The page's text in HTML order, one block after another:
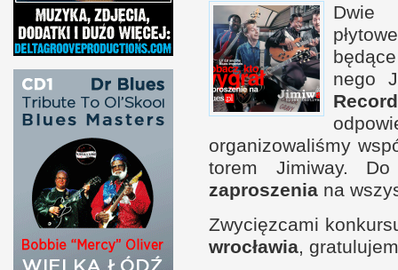
Dwie
nego
organizowaliśmy
torem Jimiway.
zaproszenia na
Zwycięz­cami
wrocławia,